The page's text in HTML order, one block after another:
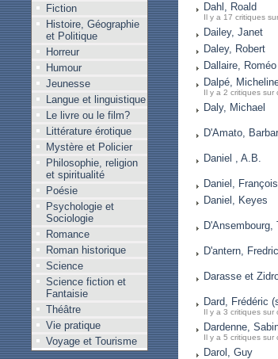
Fiction
Histoire, Géographie
et Politique
Horreur
Humour
Jeunesse
Langue et linguistique
Le livre ou le film?
Littérature érotique
Mystère et Policier
Philosophie, religion
et spiritualité
Poésie
Psychologie et
Sociologie
Romance
Roman historique
Science
Science fiction et
Fantaisie
Théâtre
Vie pratique
Voyage et Tourisme
Dahl, Roald
Il y a 17 critiques
Dailey, Janet
Daley, Robert
Dallaire, Roméo
Dalpé,
Il y a 2 critiques sur
Daly, Michael
D'Amato,
Daniel , A.B.
Daniel, François
Daniel, Keyes
D'Ansembourg,
D'antern,
Darasse et
Dard, Frédéric
Il y a 3 critiques sur
Dardenne,
Il y a 5 critiques sur
Darol, Guy